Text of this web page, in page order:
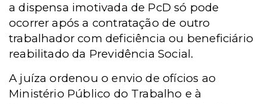
a dispensa imotivada de PcD só pode
ocorrer após a contratação de outro
trabalhador com deficiência ou beneficiário
reabilitado da Previdência Social.
A juíza ordenou o envio de ofícios ao
Ministério Público do Trabalho e à